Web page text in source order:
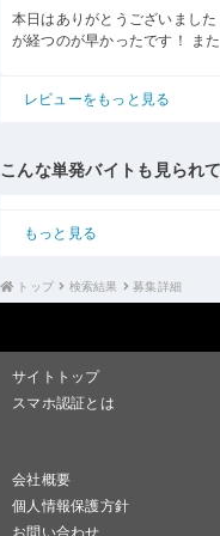
本日はありがとうございまし
が経つのが早かったです！ ま
レビューをもっと見る
こんな単発バイトも見られ
もっと見る
トップ 検索結果 募集詳細
サイトトップ
スマホ認証とは
会社概要
個人情報保護方針
お問い合わせ